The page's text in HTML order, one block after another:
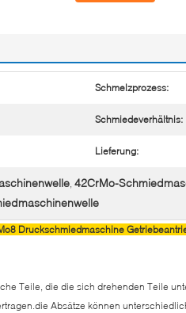
Schmelzprozess:
Schmiedeverhältnis:
Lieferung:
, 42CrMo-
Druckschmiedmaschine
Teile, die die sich drehenden Teile
Absätze können